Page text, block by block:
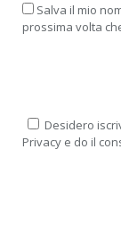
Salva il mio
prossima volta
Desidero
Privacy e do il